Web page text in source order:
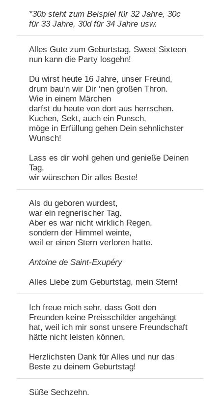
*30b steht zum Beispiel für 32 Jahre, 30c
für 33 Jahre, 30d für 34 Jahre usw.
Alles Gute zum Geburtstag, Sweet Sixteen
nun kann die Party losgehn!
Du wirst heute 16 Jahre, unser Freund,
drum bau‘n wir Dir ‘nen großen Thron.
Wie in einem Märchen
darfst du heute von dort aus herrschen.
Kuchen, Sekt, auch ein Punsch,
möge in Erfüllung gehen Dein sehnlichster
Wunsch!
Lass es dir wohl gehen und genieße Deinen
Tag,
wir wünschen Dir alles Beste!
Als du geboren wurdest,
war ein regnerischer Tag.
Aber es war nicht wirklich Regen,
sondern der Himmel weinte,
weil er einen Stern verloren hatte.
Antoine de Saint-Exupéry
Alles Liebe zum Geburtstag, mein Stern!
Ich freue mich sehr, dass Gott den
Freunden keine Preisschilder angehängt
hat, weil ich mir sonst unsere Freundschaft
hätte nicht leisten können.
Herzlichsten Dank für Alles und nur das
Beste zu deinem Geburtstag!
Süße Sechzehn,